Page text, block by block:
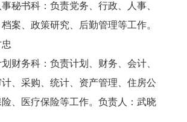
书科：负责党务、行政、人事、
案、政策研究、后勤管理等工作。
务科：负责计划、财务、会计、
、采购、统计、资产管理、住房公
、医疗保险等工作。负责人：武晓